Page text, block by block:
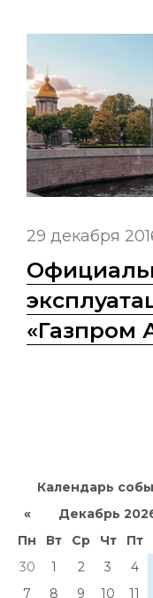
29 декабря
«Газпром
Календарь
«
Декабрь
Пн
Вт Ср Чт Пт
30
1 2 3 4
7
8 9 10 11